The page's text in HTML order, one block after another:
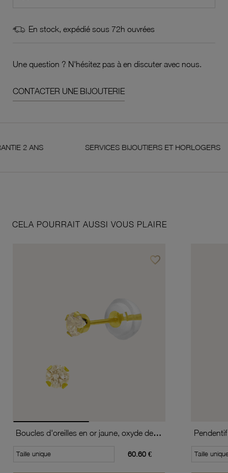
En stock, expédié sous 72h ouvrées
Une question ? N'hésitez pas à en discuter avec nous.
CONTACTER UNE BIJOUTERIE
ANS SERVICES BIJOUTIERS ET HORLOGERS
CELA POURRAIT AUSSI VOUS PLAIRE
favorite_borderAjouter à vos favoris
Boucles d'oreilles en or jaune, oxyde de zirconium
Taille unique 60.60 € Taille